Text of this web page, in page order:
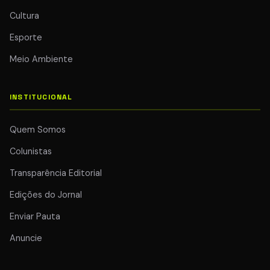
Cultura
Esporte
Meio Ambiente
INSTITUCIONAL
Quem Somos
Colunistas
Transparência Editorial
Edições do Jornal
Enviar Pauta
Anuncie